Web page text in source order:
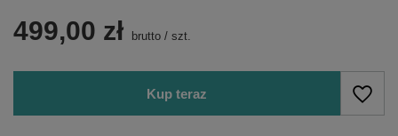
499,00 zł brutto / szt.
Kup teraz